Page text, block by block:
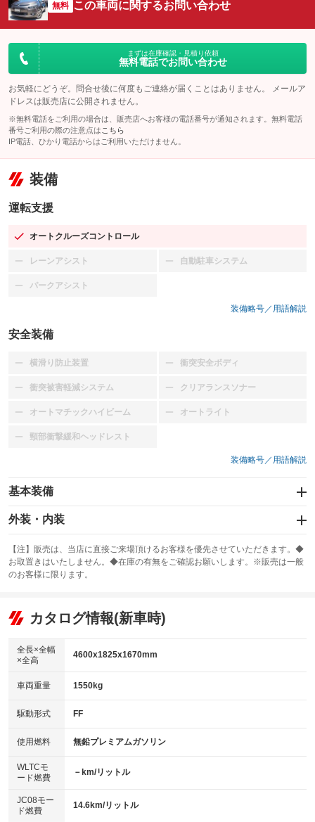
無料 この車両に関するお問い合わせ
まずは在庫確認・見積り依頼
無料電話でお問い合わせ
お気軽にどうぞ。問合せ後に何度もご連絡が届くことはありません。 メールア
ドレスは販売店に公開されません。
※無料電話をご利用の場合は、販売店へお客様の電話番号が通知されます。無料電話
番号ご利用の際の注意点は こちら
IP電話、ひかり電話からはご利用いただけません。
装備
運転支援
オートクルーズコントロール
：装備あり
レーンアシスト
：装備なし 自動駐車システム
：装備なし
パークアシスト
：装備なし
装備略号／用語解説
安全装備
横滑り防止装置
：装備なし 衝突安全ボディ
：装備なし
衝突被害軽減システム
：装備なし クリアランスソナー
：装備なし
オートマチックハイビーム
：装備なし オートライト
：装備なし
頸部衝撃緩和ヘッドレスト
：装備なし
装備略号／用語解説
基本装備
エアバッグ：運転席/助手席/サイド
：装備あり
：装備なし
サンルーフ
：装備あり ABS
リフトアップ
：装備なし
：装備なし
パワーウィンドウ
アイドリングストップ
：装備なし
USB入力端子
：装備なし
100V電源
：装備なし
センターデフロック
：装備なし
電動格納ミラー
：装備なし
外装・内装
カーナビ
：装備なし
TV
：装備なし
ビジュアル
：装備なし
：装備あり
革シート
キーレス
HID(キセノンライト)
：装備あり
バックカメラ
：装備なし
エアロ
：装備なし
：装備なし
パワーシート
【注】販売は、当店に直接ご来場頂けるお客様を優先させていただきます。◆
お取置きはいたしません。◆在庫の有無をご確認お願いします。※販売は一般
のお客様に限ります。
カタログ情報(新車時)
全長×全幅
×全高
4600x1825x1670mm
車両重量 1550kg
駆動形式 FF
使用燃料 無鉛プレミアムガソリン
WLTCモ
ード燃費
－km/リットル
JC08モー
ド燃費
14.6km/リットル